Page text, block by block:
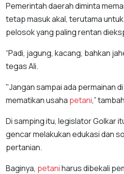
Pemerintah daerah diminta
tetap masuk akal, terutama untuk
pelosok yang paling rentan
“Padi, jagung, kacang, bahkan
tegas Ali.
"Jangan sampai ada permainan
mematikan usaha petani,”
Di samping itu, legislator Golkar
gencar melakukan edukasi dan
pertanian.
Baginya, petaniharus dibekali